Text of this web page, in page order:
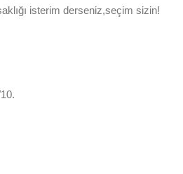
isterim derseniz,seçim sizin!